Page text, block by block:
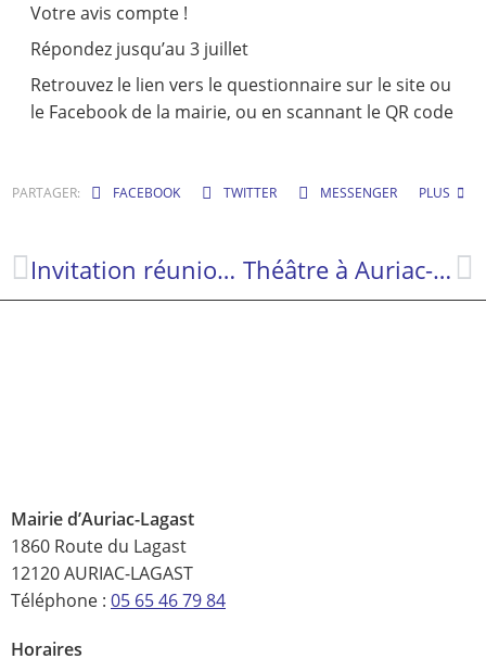
Votre avis compte !
Répondez jusqu’au 3 juillet
Retrouvez le lien vers le questionnaire sur le site ou
le Facebook de la mairie, ou en scannant le QR code
PARTAGER: FACEBOOK TWITTER MESSENGER PLUS
Invitation réunion de Chasse Théâtre à Auriac-Lagast, le dimanche 5 juillet : CAMILLE CLAUDE – Nos enfants de Marbre
Mairie d’Auriac-Lagast
1860 Route du Lagast
12120 AURIAC-LAGAST
Téléphone : 05 65 46 79 84
Horaires